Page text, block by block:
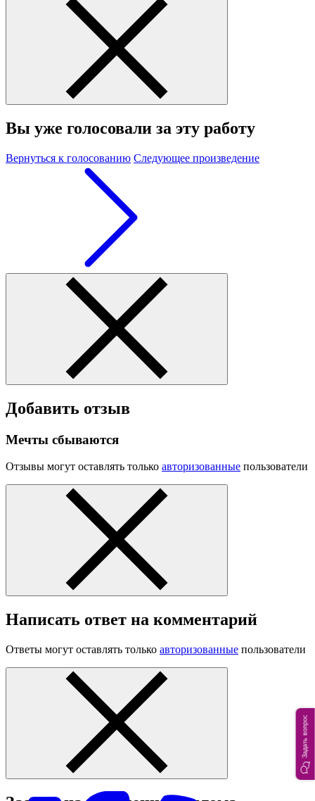
Вы уже голосовали за эту работу
Вернуться к голосованию Следующее произведение
Добавить отзыв
Мечты сбываются
Отзывы могут оставлять только авторизованные пользователи
Написать ответ на комментарий
Ответы могут оставлять только авторизованные пользователи
Задать вопрос